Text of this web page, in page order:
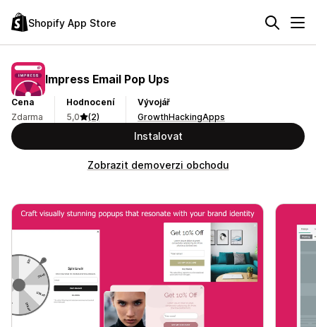
Shopify App Store
Impress Email Pop Ups
Cena
Zdarma
Hodnocení
5,0
(2)
Vývojář
GrowthHackingApps
Instalovat
Zobrazit demoverzi obchodu